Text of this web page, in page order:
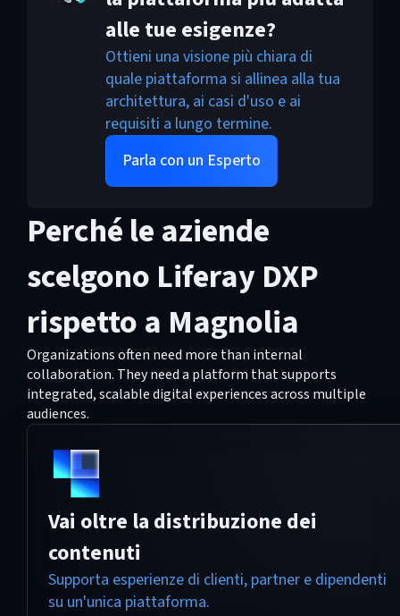
alle tue esigenze?
Ottieni una visione più chiara di
quale piattaforma si allinea alla tua
architettura, ai casi d'uso e ai
requisiti a lungo termine.
Parla con un Esperto
Perché le aziende
scelgono Liferay DXP
rispetto a Magnolia
Organizations often need more than internal
collaboration. They need a platform that supports
integrated, scalable digital experiences across multiple
audiences.
Vai oltre la distribuzione dei
contenuti
Supporta esperienze di clienti, partner e dipendenti
su un'unica piattaforma.